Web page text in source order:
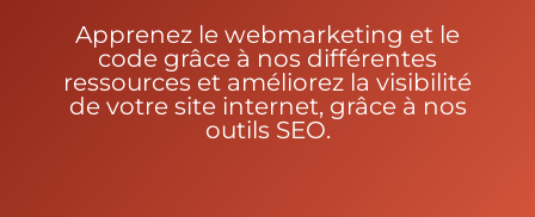
Apprenez le webmarketing et le
code grâce à nos différentes
ressources et améliorez la visibilité
de votre site internet, grâce à nos
outils SEO.